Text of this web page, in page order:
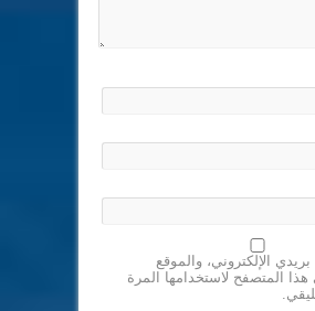
الإلكتروني، والموقع
هذا المتصفح لاستخدامها المرة